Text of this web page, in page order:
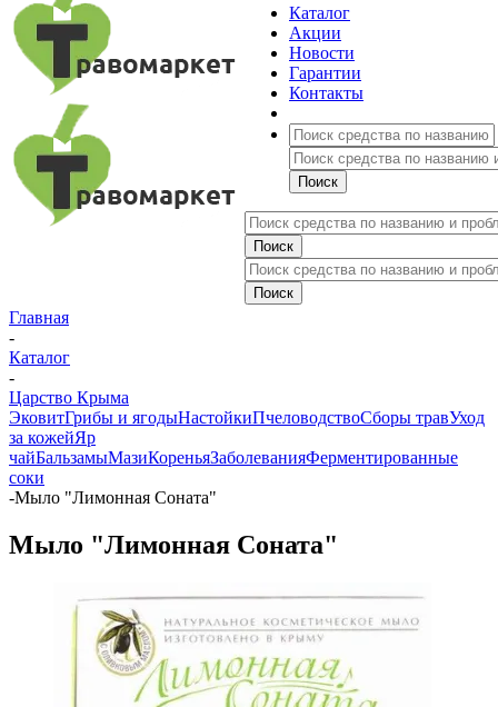
Каталог
Акции
Новости
Гарантии
Контакты
Главная
-
Каталог
-
Царство Крыма
ЭковитГрибы и ягодыНастойкиПчеловодствоСборы травУход
за кожейЯр
чайБальзамыМазиКореньяЗаболеванияФерментированные
соки
-Мыло "Лимонная Соната"
Мыло "Лимонная Соната"